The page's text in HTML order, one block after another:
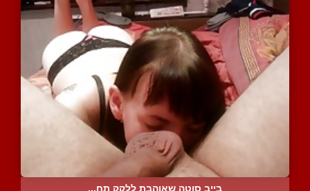
בייב סוטה שאוהבת ללקק תח...